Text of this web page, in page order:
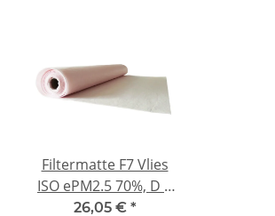
Filtermatte F7 Vlies
ISO ePM2.5 70%, D =
4-5mm, ab 1m²
26,05 € *